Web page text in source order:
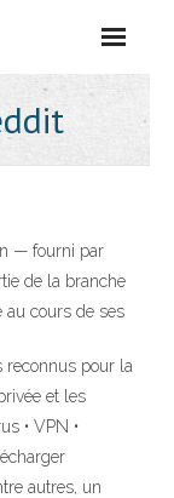
— fourni par
de la branche
au cours de ses
pour la
et les
• VPN •
autres, un